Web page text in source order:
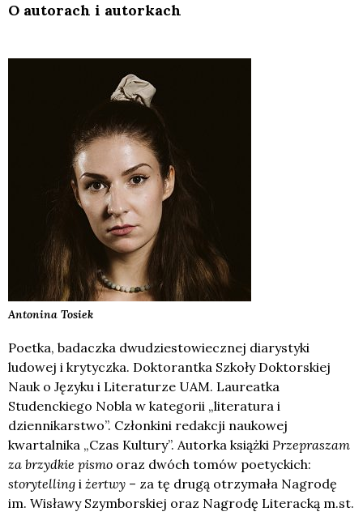
O autorach i autorkach
Antonina Tosiek
Poetka, badaczka dwudziestowiecznej diarystyki
ludowej i krytyczka. Doktorantka Szkoły Doktorskiej
Nauk o Języku i Literaturze UAM. Laureatka
Studenckiego Nobla w kategorii „literatura i
dziennikarstwo”. Członkini redakcji naukowej
kwartalnika „Czas Kultury”. Autorka książki Przepraszam
za brzydkie pismo oraz dwóch tomów poetyckich:
storytelling i żertwy – za tę drugą otrzymała Nagrodę
im. Wisławy Szymborskiej oraz Nagrodę Literacką m.st.